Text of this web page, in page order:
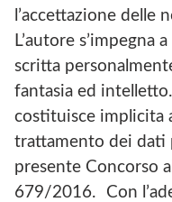
l’accettazione delle
L’autore s’impegna
scritta
fantasia ed
costituisce implicita
trattamento dei dati
presente Concorso
679/2016. Con